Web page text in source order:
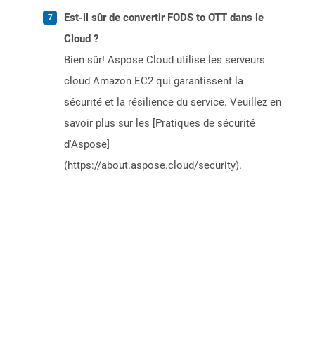
Est-il sûr de convertir FODS to OTT dans le
Cloud ?
Bien sûr! Aspose Cloud utilise les serveurs
cloud Amazon EC2 qui garantissent la
sécurité et la résilience du service. Veuillez en
savoir plus sur les [Pratiques de sécurité
d'Aspose]
(https://about.aspose.cloud/security).